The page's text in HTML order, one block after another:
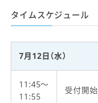
タイムスケジュール
7月12日（水）
11:45〜
11:55
受付開始